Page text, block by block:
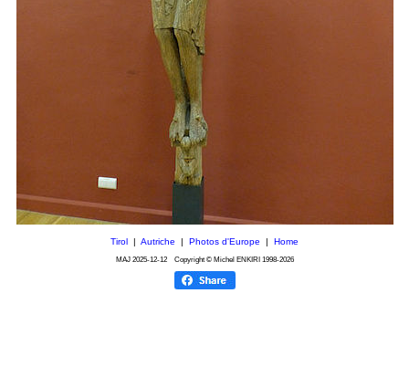
Tirol Autriche Photos d'Europe Home
MAJ 2025-12-12Copyright © Michel ENKIRI 1998-2026